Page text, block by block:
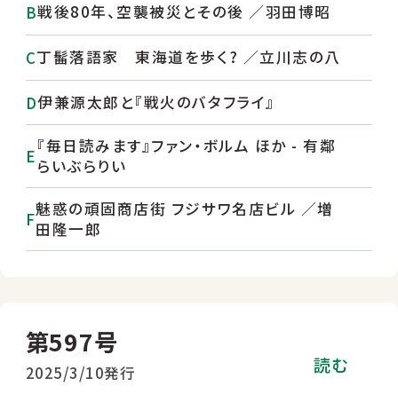
戦後80年、空襲被災とその後 ／羽田博昭
丁髷落語家 東海道を歩く? ／立川志の八
伊兼源太郎と『戦火のバタフライ』
『毎日読みます』ファン・ボルム ほか - 有鄰
らいぶらりい
魅惑の頑固商店街 フジサワ名店ビル ／増
田隆一郎
第597号
2025/3/10発行 読む